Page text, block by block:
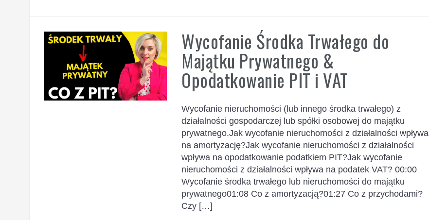
Wycofanie Środka Trwałego do
Majątku Prywatnego &
Opodatkowanie PIT i VAT
Wycofanie nieruchomości (lub innego środka trwałego) z
działalności gospodarczej lub spółki osobowej do majątku
prywatnego.Jak wycofanie nieruchomości z działalności wpływa
na amortyzację?Jak wycofanie nieruchomości z działalności
wpływa na opodatkowanie podatkiem PIT?Jak wycofanie
nieruchomości z działalności wpływa na podatek VAT? 00:00
Wycofanie środka trwałego lub nieruchomości do majątku
prywatnego01:08 Co z amortyzacją?01:27 Co z przychodami?
Czy […]